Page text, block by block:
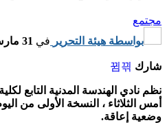
مجتمع
بواسطة هيئة التحرير في 31 مارس, 2021
شارك
نظم نادي الهندسة المدنية التابع
أمس الثلاثاء ، النسخة الأولى من
وضعية إعاقة.